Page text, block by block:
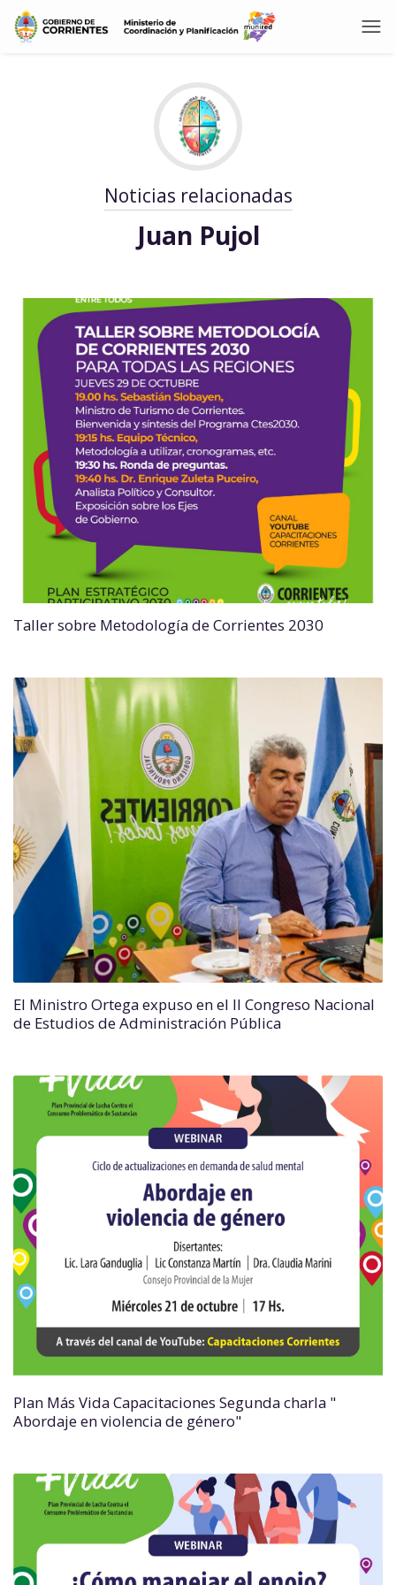
Noticias relacionadas
Juan Pujol
Taller sobre Metodología de Corrientes 2030
El Ministro Ortega expuso en el II Congreso Nacional
de Estudios de Administración Pública
Plan Más Vida Capacitaciones Segunda charla "
Abordaje en violencia de género"